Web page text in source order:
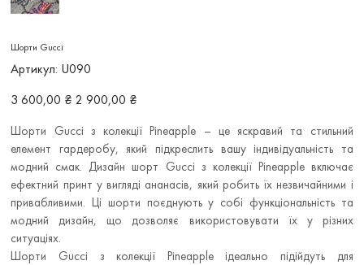
Шорти Gucci
Артикул: Артикул
U090
U090
Звичайна
ціна
3 600,00 ₴ Ціна
зі
2 900,00 ₴
Шорти Gucci з колекції Pineapple – це яскравий та стильний
елемент гардеробу, який підкреслить вашу індивідуальність та
модний смак. Дизайн шорт Gucci з колекції Pineapple включає
ефектний принт у вигляді ананасів, який робить їх незвичайними і
привабливими. Ці шорти поєднують у собі функціональність та
модний дизайн, що дозволяє використовувати їх у різних
ситуаціях.
Шорти Gucci з колекції Pineapple ідеально підійдуть для